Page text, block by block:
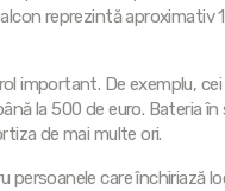
reprezintă
important. De exemplu,
la 500 de euro. Bateria
de mai multe ori.
care închiriază